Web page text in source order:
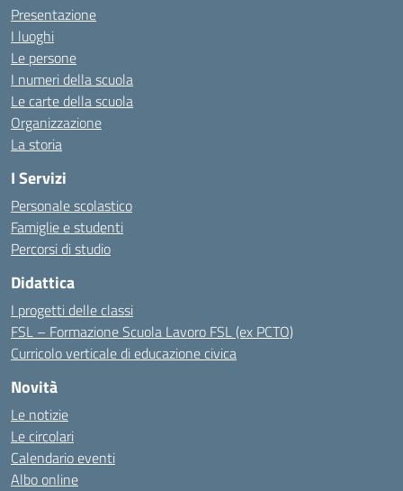
Presentazione
I luoghi
Le persone
I numeri della scuola
Le carte della scuola
Organizzazione
La storia
I Servizi
Personale scolastico
Famiglie e studenti
Percorsi di studio
Didattica
I progetti delle classi
FSL – Formazione Scuola Lavoro FSL (ex PCTO)
Curricolo verticale di educazione civica
Novità
Le notizie
Le circolari
Calendario eventi
Albo online